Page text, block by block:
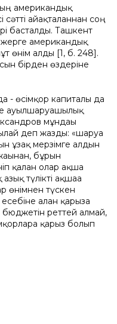
американдық
айақталғаннан соң
басталды. Ташкент
американдық
өнім алды [1, б. 248].
бірден өздеріне
- өсімқор капиталы да
ауылшаруашылық
мұндағы
деп жазды: «шаруа
ұзақ мерзімге алдын
бұрын
қалған олар ақша
түлікті ақшаға
өнімнен түскен
алған қарызға
бюджетін реттей алмай,
қарыз болып